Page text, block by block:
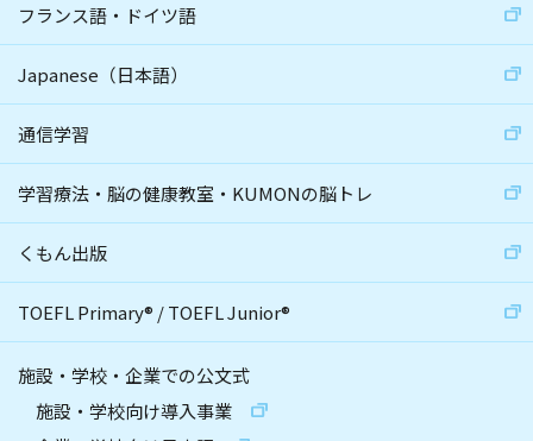
フランス語・ドイツ語
Japanese（日本語）
通信学習
学習療法・脳の健康教室・KUMONの脳トレ
くもん出版
TOEFL Primary® /TOEFL Junior®
施設・学校・企業での公文式
施設・学校向け導入事業